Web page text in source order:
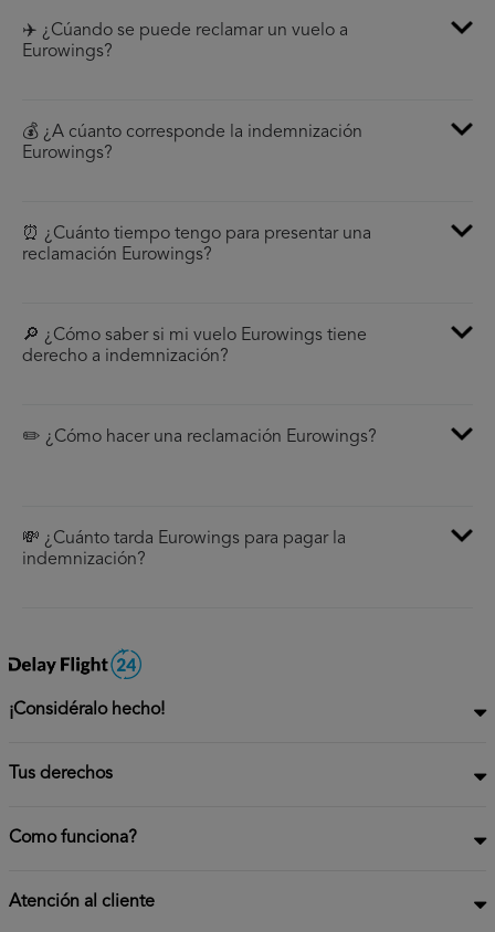
✈️ ¿Cúando se puede reclamar un vuelo a
Eurowings?
💰 ¿A cúanto corresponde la indemnización
Eurowings?
⏰ ¿Cuánto tiempo tengo para presentar una
reclamación Eurowings?
🔎 ¿Cómo saber si mi vuelo Eurowings tiene
derecho a indemnización?
✏️ ¿Cómo hacer una reclamación Eurowings?
💸 ¿Cuánto tarda Eurowings para pagar la
indemnización?
¡Considéralo hecho!
Tus derechos
Como funciona?
Atención al cliente